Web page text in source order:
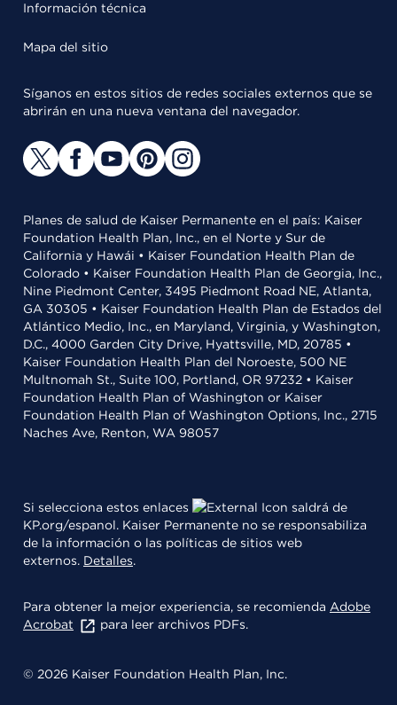
Información técnica
Mapa del sitio
Síganos en estos sitios de redes sociales externos que se
abrirán en una nueva ventana del navegador.
Planes de salud de Kaiser Permanente en el país: Kaiser
Foundation Health Plan, Inc., en el Norte y Sur de
California y Hawái • Kaiser Foundation Health Plan de
Colorado • Kaiser Foundation Health Plan de Georgia, Inc.,
Nine Piedmont Center, 3495 Piedmont Road NE, Atlanta,
GA 30305 • Kaiser Foundation Health Plan de Estados del
Atlántico Medio, Inc., en Maryland, Virginia, y Washington,
D.C., 4000 Garden City Drive, Hyattsville, MD, 20785 •
Kaiser Foundation Health Plan del Noroeste, 500 NE
Multnomah St., Suite 100, Portland, OR 97232 • Kaiser
Foundation Health Plan of Washington or Kaiser
Foundation Health Plan of Washington Options, Inc., 2715
Naches Ave, Renton, WA 98057
Si selecciona estos enlaces
saldrá de
KP.org/espanol. Kaiser Permanente no se responsabiliza
de la información o las políticas de sitios web
externos. Detalles.
Para obtener la mejor experiencia, se recomienda Adobe
Acrobat
para leer archivos PDFs.
© 2026 Kaiser Foundation Health Plan, Inc.